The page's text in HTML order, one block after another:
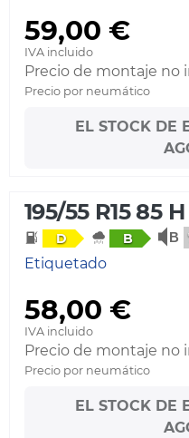
59,00 €
IVA incluido
Precio de montaje no
Precio por neumático
EL STOCK DE
195/55 R15 85 H
D B
Etiquetado
58,00 €
IVA incluido
Precio de montaje no
Precio por neumático
EL STOCK DE